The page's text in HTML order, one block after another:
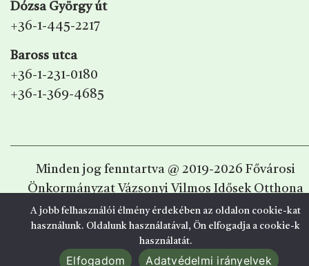
Dózsa György út
+36-1-445-2217
Baross utca
+36-1-231-0180
+36-1-369-4685
Minden jog fenntartva @ 2019-2026 Fővárosi
Önkormányzat Vázsonyi Vilmos Idősek Otthona
Webfejlesztő:Nethon Studio
A jobb felhasználói élmény érdekében az oldalon cookie-kat
használunk. Oldalunk használatával, Ön elfogadja a cookie-k
használatát.
Elfogadom Adatvédelmi irányelvek